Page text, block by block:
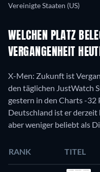
Vereinigte Staaten (US)
WELCHEN PLATZ
VERGANGENHEIT
X-Men: Zukunft ist
den täglichen JustWatch
gestern in den Charts -32
Deutschland ist er derzeit
aber weniger beliebt als
RANK TITEL